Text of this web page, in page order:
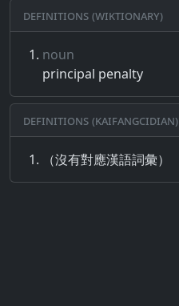
Definitions (Wiktionary)
noun
principal penalty
Definitions (Kaifangcidian)
（沒有對應漢語詞彙）